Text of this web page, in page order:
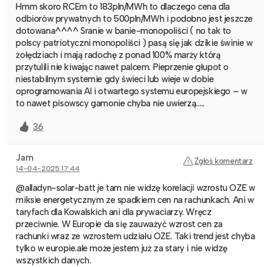
Hmm skoro RCEm to 183pln/MWh to dlaczego cena dla
odbiorów prywatnych to 500pln/MWh i podobno jest jeszcze
dotowana^^^^ Sranie w banie-monopoliści ( no tak to
polscy patriotyczni monopoliści ) pasą się jak dzikie świnie w
żołędziach i mają radochę z ponad 100% marży którą
przytulili nie kiwając nawet palcem. Pieprzenie głupot o
niestabilnym systemie gdy świeci lub wieje w dobie
oprogramowania AI i otwartego systemu europejskiego – w
to nawet pisowscy gamonie chyba nie uwierzą…..
36
Jam
14-04-2025 17:44
Zgłoś komentarz
@alladyn-solar-batt je tam nie widzę korelacji wzrostu OZE w
miksie energetycznym ze spadkiem cen na rachunkach. Ani w
taryfach dla Kowalskich ani dla prywaciarzy. Wręcz
przeciwnie. W Europie da się zauważyć wzrost cen za
rachunki wraz ze wzrostem udziału OZE. Taki trend jest chyba
tylko w europie.ale może jestem już za stary i nie widzę
wszystkich danych.